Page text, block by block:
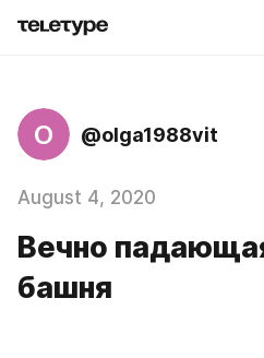
O @olga1988vit
August 4, 2020
Вечно
башня